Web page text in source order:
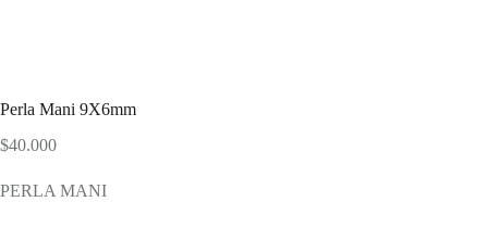
Perla Mani 9X6mm
$40.000
PERLA MANI